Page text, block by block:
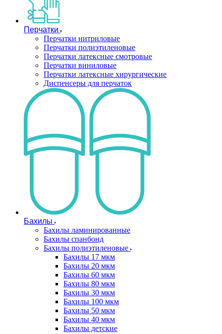
Перчатки
Перчатки нитриловые
Перчатки полиэтиленовые
Перчатки латексные смотровые
Перчатки виниловые
Перчатки латексные хирургические
Диспенсеры для перчаток
Бахилы
Бахилы ламинированные
Бахилы спанбонд
Бахилы полиэтиленовые
Бахилы 17 мкм
Бахилы 20 мкм
Бахилы 60 мкм
Бахилы 80 мкм
Бахилы 30 мкм
Бахилы 100 мкм
Бахилы 50 мкм
Бахилы 40 мкм
Бахилы детские